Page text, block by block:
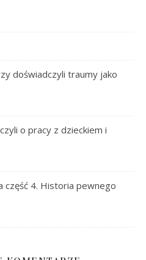
doświadczyli traumy jako
o pracy z dzieckiem i
część 4. Historia pewnego